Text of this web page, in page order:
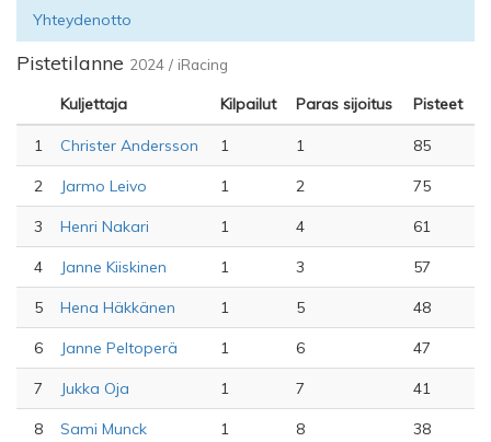
Yhteydenotto
Pistetilanne 2024 / iRacing
Kuljettaja Kilpailut Paras sijoitus Pisteet
1 Christer Andersson 1 1 85
2 Jarmo Leivo 1 2 75
3 Henri Nakari 1 4 61
4 Janne Kiiskinen 1 3 57
5 Hena Häkkänen 1 5 48
6 Janne Peltoperä 1 6 47
7 Jukka Oja 1 7 41
8 Sami Munck 1 8 38